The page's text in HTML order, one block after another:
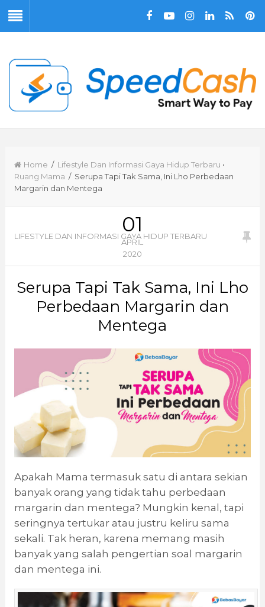
Home / Lifestyle Dan Informasi Gaya Hidup Terbaru •
Ruang Mama / Serupa Tapi Tak Sama, Ini Lho Perbedaan
Margarin dan Mentega
01
APRIL
2020
LIFESTYLE DAN INFORMASI GAYA HIDUP TERBARU
Serupa Tapi Tak Sama, Ini Lho
Perbedaan Margarin dan
Mentega
Apakah Mama termasuk satu di antara sekian
banyak orang yang tidak tahu perbedaan
margarin dan mentega? Mungkin kenal, tapi
seringnya tertukar atau justru keliru sama
sekali. Tak heran, karena memang masih
banyak yang salah pengertian soal margarin
dan mentega ini.